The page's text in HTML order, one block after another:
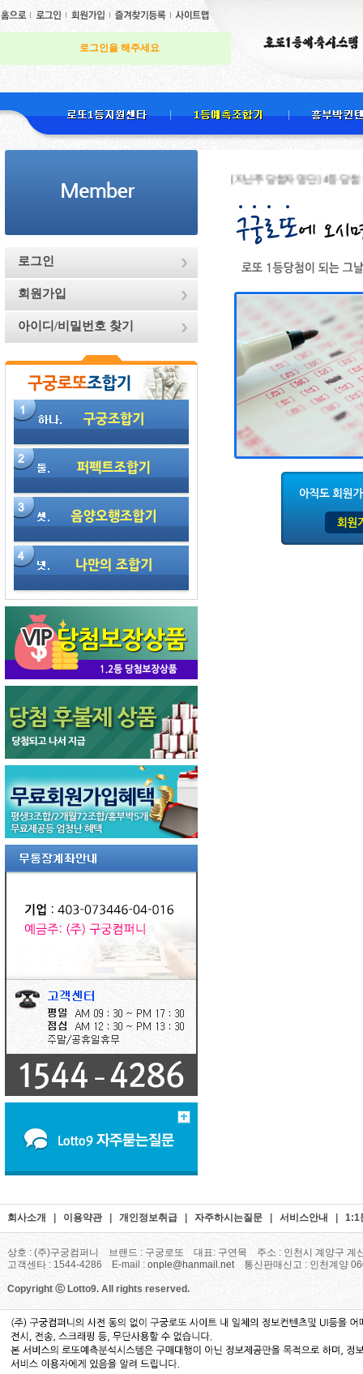
로그인을 해주세요
로그인
회원가입
아이디/비밀번호 찾기
[지난주 당첨자 명단] 4등 당첨 천하
회사소개 이용약관| 개인정보취급 자주하시는질문 서비스안내 1:1
상호 : (주)구궁컴퍼니 브랜드 : 구궁로또 대표: 구연목 주소 : 인천시 계양구 계
고객센타 : 1544-4286 E-mail : onple@hanmail.net통신판매신고 : 인천계양
Copyright ⓒ Lotto9. All rights reserved.